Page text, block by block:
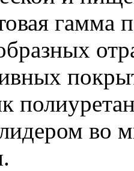
гамма
во